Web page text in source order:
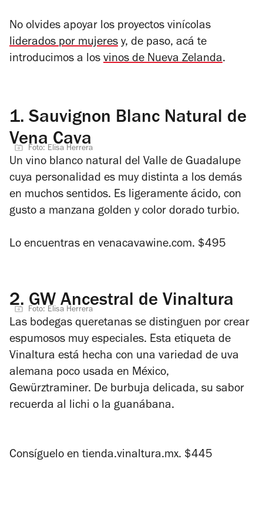
No olvides apoyar los proyectos vinícolas
liderados por mujeres y, de paso, acá te
introducimos a los vinos de Nueva Zelanda.
1. Sauvignon Blanc Natural de
Vena Cava
Foto: Elisa Herrera
Un vino blanco natural del Valle de Guadalupe
cuya personalidad es muy distinta a los demás
en muchos sentidos. Es ligeramente ácido, con
gusto a manzana golden y color dorado turbio.
Lo encuentras en venacavawine.com. $495
2. GW Ancestral de Vinaltura
Foto: Elisa Herrera
Las bodegas queretanas se distinguen por crear
espumosos muy especiales. Esta etiqueta de
Vinaltura está hecha con una variedad de uva
alemana poco usada en México,
Gewürztraminer. De burbuja delicada, su sabor
recuerda al lichi o la guanábana.
Consíguelo en tienda.vinaltura.mx. $445